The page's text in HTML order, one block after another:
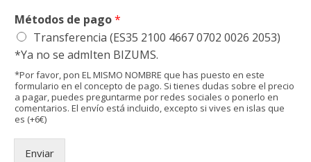
Métodos de pago*
Transferencia (ES35 2100 4667 0702 0026 2053)
*Ya no se admIten BIZUMS.
*Por favor, pon EL MISMO NOMBRE que has puesto en este
formulario en el concepto de pago. Si tienes dudas sobre el precio
a pagar, puedes preguntarme por redes sociales o ponerlo en
comentarios. El envío está incluido, excepto si vives en islas que
es (+6€)
Enviar